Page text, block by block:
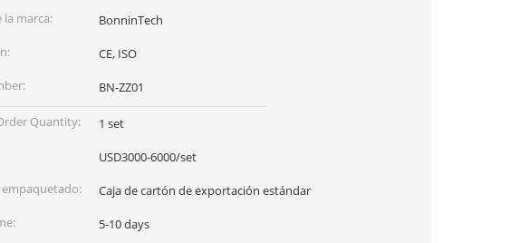
marca:
BonninTech
CE, ISO
BN-ZZ01
Quantity:
1 set
USD3000-6000/set
empaquetado:
Caja de cartón de exportación estándar
5-10 days